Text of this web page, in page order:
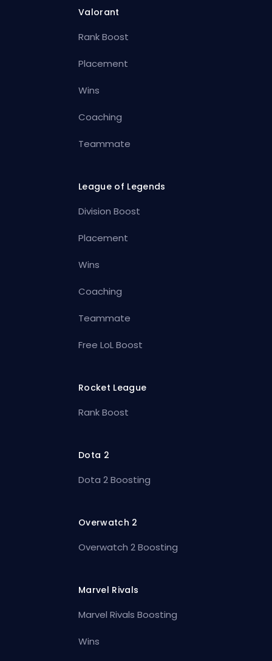
Valorant
Rank Boost
Placement
Wins
Coaching
Teammate
League of Legends
Division Boost
Placement
Wins
Coaching
Teammate
Free LoL Boost
Rocket League
Rank Boost
Dota 2
Dota 2 Boosting
Overwatch 2
Overwatch 2 Boosting
Marvel Rivals
Marvel Rivals Boosting
Wins